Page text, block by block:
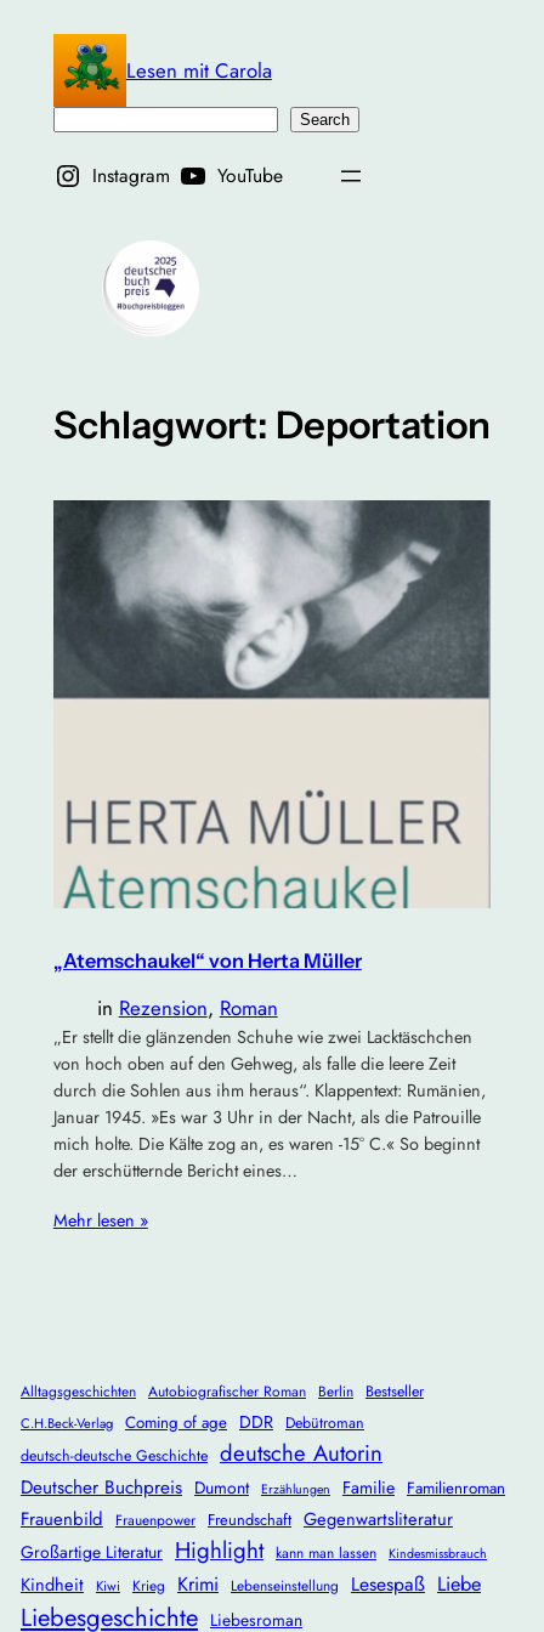
springen
Lesen mit Carola
Search
Instagram YouTube
Schlagwort: Deportation
„Atemschaukel“ von Herta Müller
in Rezension, Roman
„Er stellt die glänzenden Schuhe wie zwei Lacktäschchen
von hoch oben auf den Gehweg, als falle die leere Zeit
durch die Sohlen aus ihm heraus“. Klappentext: Rumänien,
Januar 1945. »Es war 3 Uhr in der Nacht, als die Patrouille
mich holte. Die Kälte zog an, es waren -15° C.« So beginnt
der erschütternde Bericht eines…
Mehr lesen »
Alltagsgeschichten Autobiografischer Roman Berlin Bestseller
C.H.Beck-Verlag Coming of age DDR
Debütroman
deutsch-deutsche Geschichte deutsche Autorin
Deutscher Buchpreis Dumont Erzählungen Familie Familienroman
Frauenbild Frauenpower Freundschaft Gegenwartsliteratur
Großartige Literatur Highlight kann man lassen Kindesmissbrauch
Kindheit Kiwi Krieg Krimi Lebenseinstellung Lesespaß Liebe
Liebesgeschichte Liebesroman